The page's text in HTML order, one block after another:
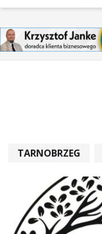
TARNOBRZEG